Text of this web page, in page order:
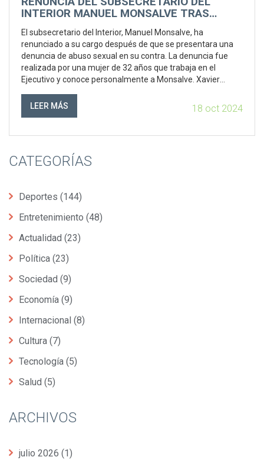
INTERIOR MANUEL MONSALVE TRAS
DESARROLLOS Y CONSECUENCIAS
El subsecretario del Interior, Manuel Monsalve, ha
renunciado a su cargo después de que se presentara una
denuncia de abuso sexual en su contra. La denuncia fue
realizada por una mujer de 32 años que trabaja en el
Ejecutivo y conoce personalmente a Monsalve. Xavier
investigación mientras Monsalve declara estar seguro de
LEER MÁS 18 oct 2024
CATEGORÍAS
Deportes (144)
Entretenimiento (48)
Actualidad (23)
Política (23)
Sociedad (9)
Economía (9)
Internacional (8)
Cultura (7)
Tecnología (5)
Salud (5)
ARCHIVOS
julio 2026 (1)